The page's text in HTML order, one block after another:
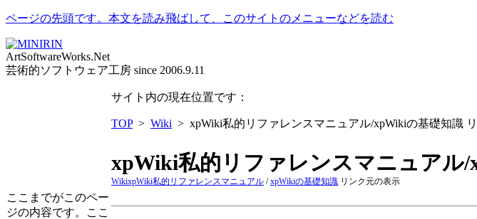
ページの先頭です。本文を読み飛ばして、このサイトのメニューなどを読む
ArtSoftwareWorks.Net
芸術的ソフトウェア工房 since 2006.9.11
ここまでがこのペー
ジの内容です。ここ
サイト内の現在位置です：
TOP> Wiki > xpWiki私的リファレンスマニュアル/xpWikiの基礎知識
xpWiki私的リファレンスマニュアル
WikixpWiki私的リファレンスマニュアル /xpWikiの基礎知識 リンク元の表示